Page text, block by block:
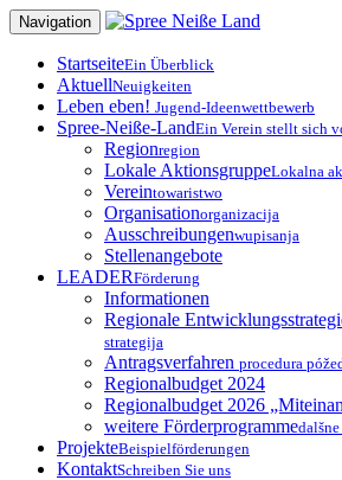
Zum
Inhalt
springen
Navigation
StartseiteEin Überblick
AktuellNeuigkeiten
Leben eben! Jugend-Ideenwettbewerb
Spree-Neiße-LandEin Verein stellt sich
Regionregion
Lokale AktionsgruppeLokalna
Vereintowaristwo
Organisationorganizacija
Ausschreibungenwupisanja
Stellenangebote
LEADERFörderung
Informationen
Regionale
strategija
Antragsverfahren procedura
Regionalbudget 2024
Regionalbudget 2026
weitere Förderprogramme
ProjekteBeispielförderungen
KontaktSchreiben Sie uns